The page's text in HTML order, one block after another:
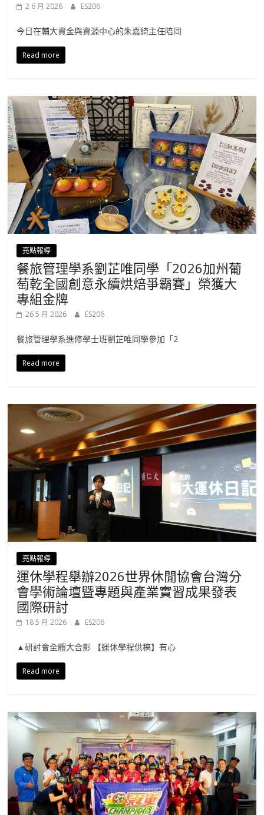
2 6 月 2026 ES206
今日在輔大資金與資源中心的朱嘉綺主任陪同
Read more
亮點報導
餐旅管理學系劉芷唯同學「2026加州葡
萄乾全國創意永續烘焙爭霸賽」榮獲大
專組金牌
26 5 月 2026 ES206
餐旅管理學系進修學士班劉芷唯同學參加「2
Read more
亮點報導
運休學程舉辦2026世界休閒協會台灣分
會學術論壇暨專題與產業實習成果發表
國際研討
18 5 月 2026 ES206
▲研討會全體大合影 【運休學程供稿】有心
Read more